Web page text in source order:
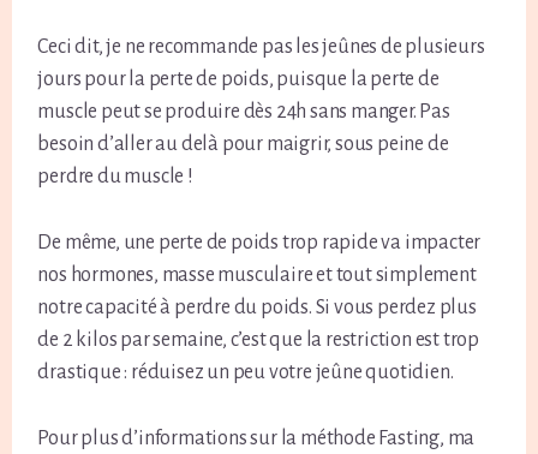
Ceci dit, je ne recommande pas les jeûnes de plusieurs
jours pour la perte de poids, puisque la perte de
muscle peut se produire dès 24h sans manger. Pas
besoin d’aller au delà pour maigrir, sous peine de
perdre du muscle !
De même, une perte de poids trop rapide va impacter
nos hormones, masse musculaire et tout simplement
notre capacité à perdre du poids. Si vous perdez plus
de 2 kilos par semaine, c’est que la restriction est trop
drastique : réduisez un peu votre jeûne quotidien.
Pour plus d’informations sur la méthode Fasting, ma